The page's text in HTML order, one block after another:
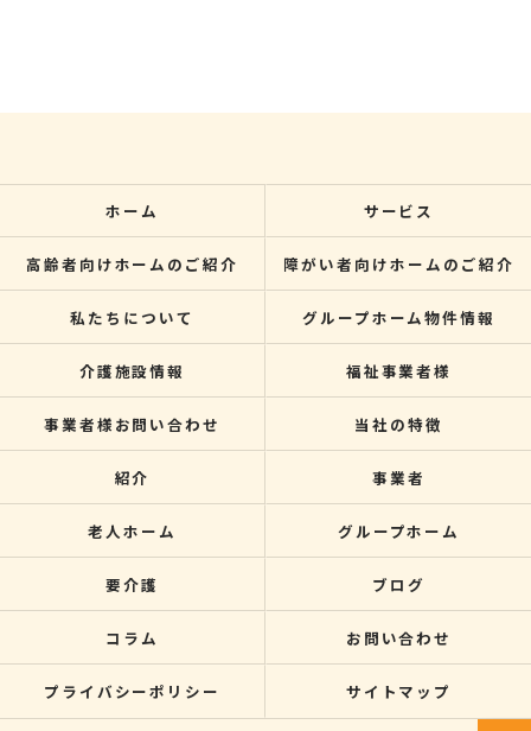
ホーム サービス
高齢者向けホームのご紹介 障がい者向けホームのご紹介
私たちについて グループホーム物件情報
介護施設情報 福祉事業者様
事業者様お問い合わせ 当社の特徴
紹介 事業者
老人ホーム グループホーム
要介護 ブログ
コラム お問い合わせ
プライバシーポリシー サイトマップ